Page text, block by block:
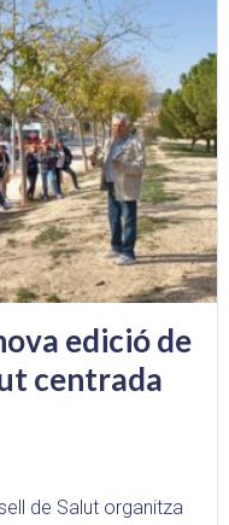
edició de
centrada
de Salut organitza